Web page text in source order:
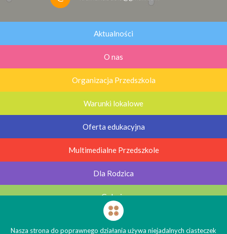
Aktualności
O nas
Organizacja Przedszkola
Warunki lokalowe
Oferta edukacyjna
Multimedialne Przedszkole
Dla Rodzica
Galerie
Kontakt
Nasza strona do poprawnego działania używa niejadalnych ciasteczek